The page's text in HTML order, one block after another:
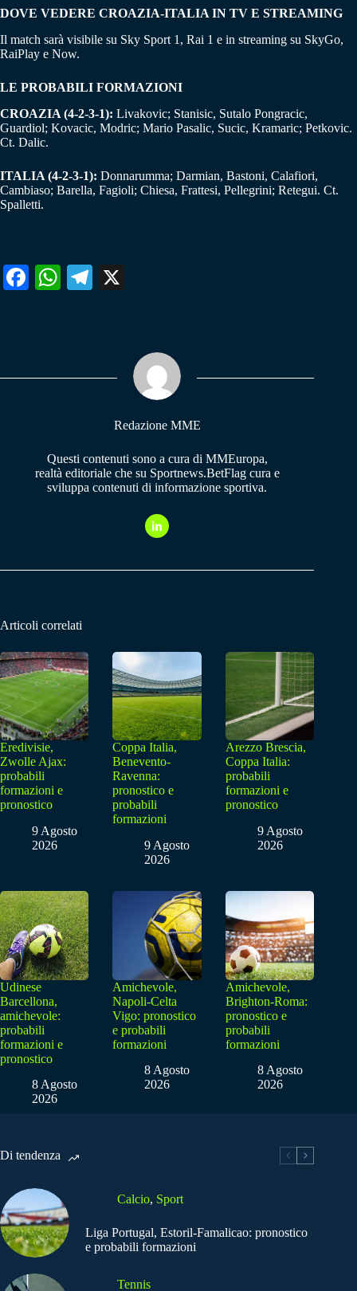
DOVE VEDERE CROAZIA-ITALIAIN TV E STREAMING
Il match sarà visibile su Sky Sport 1, Rai 1 e in streaming su SkyGo,
RaiPlay e Now.
LE PROBABILI FORMAZIONI
CROAZIA (4-2-3-1): Livakovic; Stanisic, Sutalo Pongracic,
Guardiol; Kovacic, Modric; Mario Pasalic, Sucic, Kramaric; Petkovic.
Ct. Dalic.
ITALIA (4-2-3-1): Donnarumma; Darmian, Bastoni, Calafiori,
Cambiaso; Barella, Fagioli; Chiesa, Frattesi, Pellegrini; Retegui. Ct.
Spalletti.
Fa W
pp
Te
m
Redazione MME
Questi contenuti sono a cura di MMEuropa,
realtà editoriale che su Sportnews.BetFlag cura e
sviluppa contenuti di informazione sportiva.
Articoli correlati
Eredivisie,
Zwolle Ajax:
probabili
formazioni e
pronostico
9 Agosto
2026
Coppa Italia,
Benevento-
Ravenna:
pronostico e
probabili
formazioni
9 Agosto
2026
Arezzo Brescia,
Coppa Italia:
probabili
formazioni e
pronostico
9 Agosto
2026
Udinese
Barcellona,
amichevole:
probabili
formazioni e
pronostico
8 Agosto
2026
Amichevole,
Napoli-Celta
Vigo: pronostico
e probabili
formazioni
8 Agosto
2026
Amichevole,
Brighton-Roma:
pronostico e
probabili
formazioni
8 Agosto
2026
Di tendenza
Calcio, Sport
Liga Portugal, Estoril-Famalicao: pronostico
e probabili formazioni
Tennis